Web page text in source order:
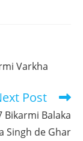
Varkha
Post
Bikarmi Balaka
Singh de Ghar